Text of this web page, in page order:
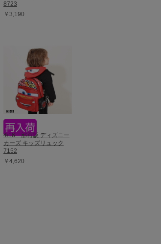
8723
￥3,190
4/16一部再販 ディズニー
カーズ キッズリュック
7152
￥4,620